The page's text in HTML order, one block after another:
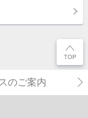
のご案内